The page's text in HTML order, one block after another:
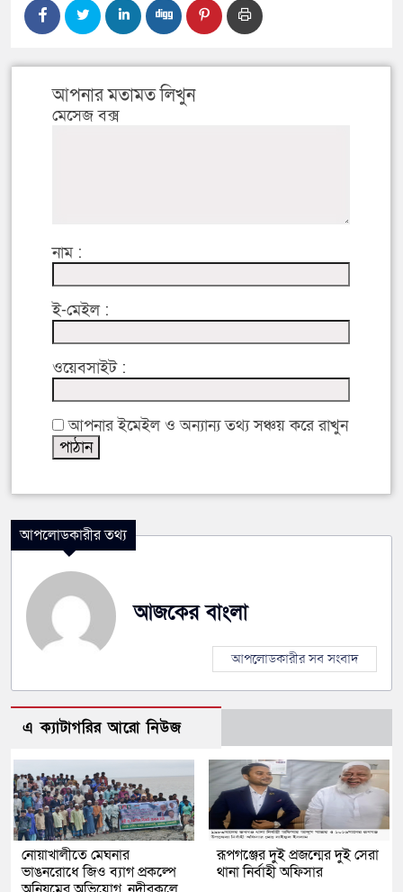
আপনার মতামত লিখুন
মেসেজ বক্স
নাম :
ই-মেইল :
ওয়েবসাইট :
আপনার ইমেইল ও অন্যান্য তথ্য সঞ্চয় করে রাখুন
আপলোডকারীর তথ্য
আজকের বাংলা
আপলোডকারীর সব সংবাদ
এ ক্যাটাগরির আরো নিউজ
নোয়াখালীতে মেঘনার
ভাঙনরোধে জিও ব্যাগ প্রকল্পে
রূপগঞ্জের দুই প্রজন্মের দুই সেরা
থানা নির্বাহী অফিসার